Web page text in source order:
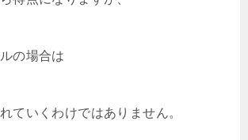
の場合は
ていくわけではありません。